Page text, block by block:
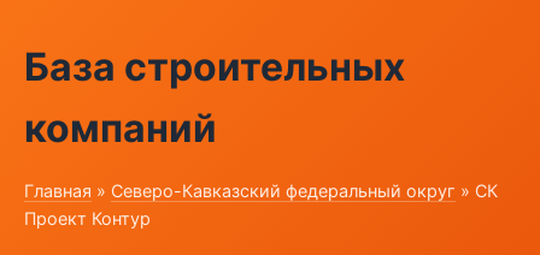
База строительных
компаний
Главная » Северо-Кавказский федеральный округ » СК
Проект Контур